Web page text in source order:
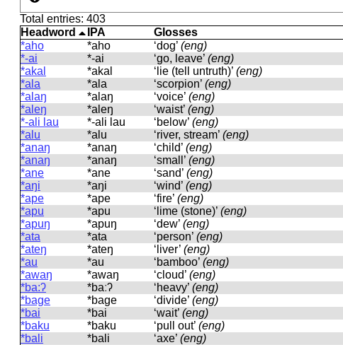
Total entries: 403
Headword
IPA
Glosses
*aho
*aho ‘dog’ (eng)
*-ai
*-ai ‘go, leave’ (eng)
*akal
*akal ‘lie (tell untruth)’ (eng)
*ala
*ala ‘scorpion’ (eng)
*alaŋ
*alaŋ ‘voice’ (eng)
*aleŋ
*aleŋ ‘waist’ (eng)
*-ali lau
*-ali lau ‘below’ (eng)
*alu
*alu ‘river, stream’ (eng)
*anaŋ
*anaŋ ‘child’ (eng)
*anaŋ
*anaŋ ‘small’ (eng)
*ane
*ane ‘sand’ (eng)
*aŋi
*aŋi ‘wind’ (eng)
*ape
*ape ‘fire’ (eng)
*apu
*apu ‘lime (stone)’ (eng)
*apuŋ
*apuŋ ‘dew’ (eng)
*ata
*ata ‘person’ (eng)
*ateŋ
*ateŋ ‘liver’ (eng)
*au
*au ‘bamboo’ (eng)
*awaŋ
*awaŋ ‘cloud’ (eng)
*ba:ʔ
*baːʔ ‘heavy’ (eng)
*bage
*baɡe ‘divide’ (eng)
*bai
*bai ‘wait’ (eng)
*baku
*baku ‘pull out’ (eng)
*bali
*bali ‘axe’ (eng)